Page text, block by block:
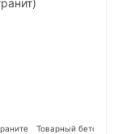
Товарный бетон